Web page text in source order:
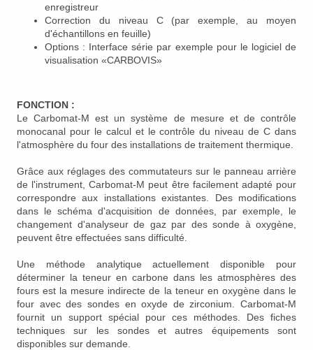
enregistreur
Correction du niveau C (par exemple, au moyen
d'échantillons en feuille)
Options : Interface série par exemple pour le logiciel de
visualisation «CARBOVIS»
FONCTION :
Le Carbomat-M est un système de mesure et de contrôle
monocanal pour le calcul et le contrôle du niveau de C dans
l'atmosphère du four des installations de traitement thermique.
Grâce aux réglages des commutateurs sur le panneau arrière
de l'instrument, Carbomat-M peut être facilement adapté pour
correspondre aux installations existantes.
Des modifications
dans le schéma d'acquisition de données, par exemple, le
changement d'analyseur de gaz par des sonde à oxygène,
peuvent être effectuées sans difficulté.
Une méthode analytique actuellement disponible pour
déterminer la teneur en carbone dans les atmosphères des
fours est la mesure indirecte de la teneur en oxygène dans le
four avec des sondes en oxyde de zirconium.
Carbomat-M
fournit un support spécial pour ces méthodes.
Des fiches
techniques sur les sondes et autres équipements sont
disponibles sur demande.